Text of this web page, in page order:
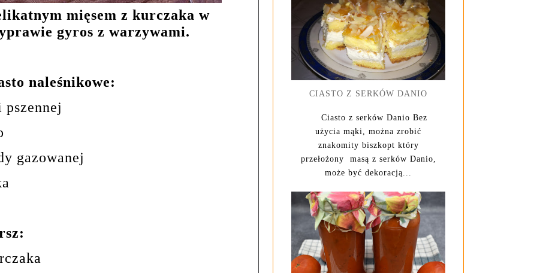
mięsem z kurczaka w
gyros z warzywami.
naleśnikowe:
pszennej
gazowanej
CIASTO Z SERKÓW DANIO
Ciasto z serków Danio Bez
użycia mąki, można zrobić
znakomity biszkopt który
przełożony masą z serków Danio,
może być dekoracją...